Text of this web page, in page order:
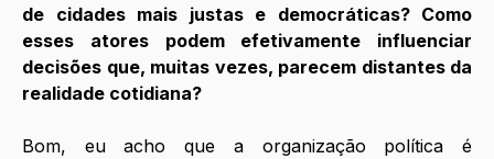
de cidades mais justas e democráticas? Como
esses atores podem efetivamente influenciar
decisões que, muitas vezes, parecem distantes da
realidade cotidiana?
Bom, eu acho que a organização política é